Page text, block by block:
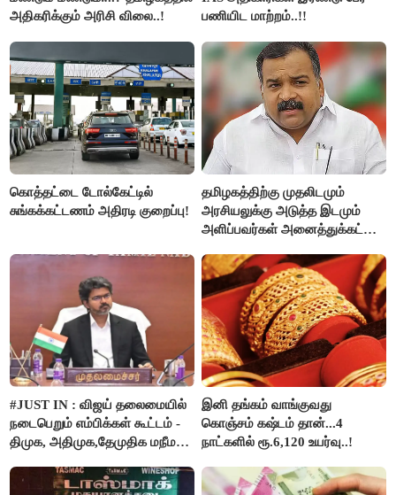
அதிகரிக்கும் அரிசி விலை..!
பணியிட மாற்றம்..!!
கொத்தட்டை டோல்கேட்டில்
சுங்கக்கட்டணம் அதிரடி குறைப்பு!
தமிழகத்திற்கு முதலிடமும்
அரசியலுக்கு அடுத்த இடமும்
அளிப்பவர்கள் அனைத்துக்கட்சி
பங்கேற்பார்கள் - மாணிக்கம்
தாகூர்..!!
#JUST IN : விஜய் தலைமையில்
நடைபெறும் எம்பிக்கள் கூட்டம் -
திமுக, அதிமுக,தேமுதிக மநீம
இனி தங்கம் வாங்குவது
கொஞ்சம் கஷ்டம் தான்...4
நாட்களில் ரூ.6,120 உயர்வு..!